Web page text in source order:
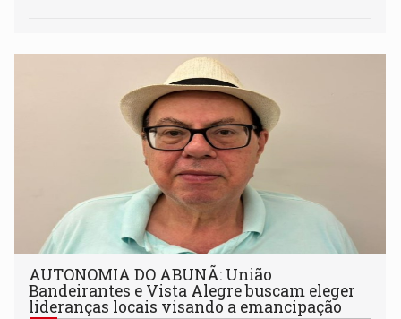
AUTONOMIA DO ABUNÃ: União
Bandeirantes e Vista Alegre buscam eleger
lideranças locais visando a emancipação